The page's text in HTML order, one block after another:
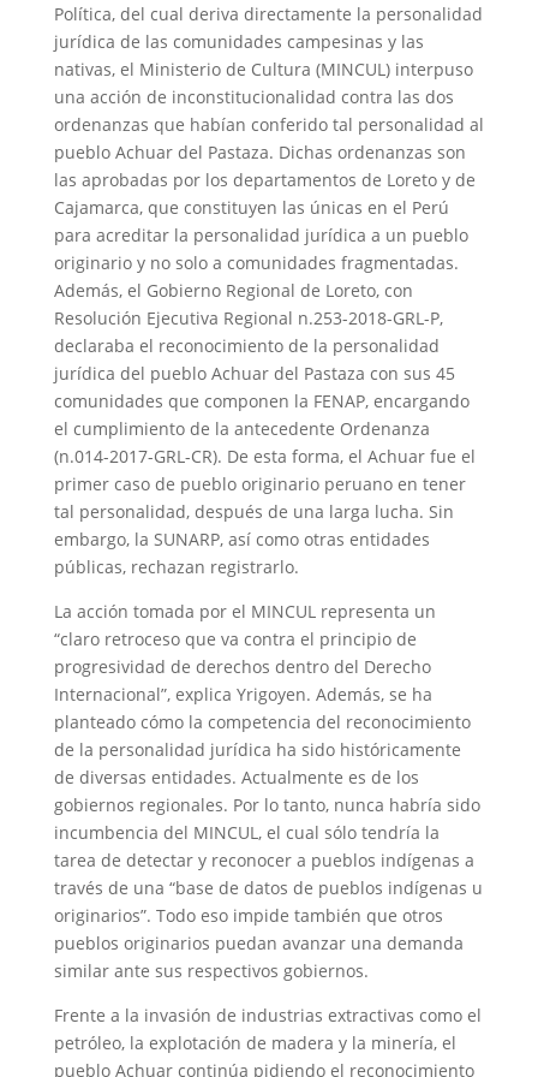
Política, del cual deriva directamente la personalidad
jurídica de las comunidades campesinas y las
nativas, el Ministerio de Cultura (MINCUL) interpuso
una acción de inconstitucionalidad contra las dos
ordenanzas que habían conferido tal personalidad al
pueblo Achuar del Pastaza. Dichas ordenanzas son
las aprobadas por los departamentos de Loreto y de
Cajamarca, que constituyen las únicas en el Perú
para acreditar la personalidad jurídica a un pueblo
originario y no solo a comunidades fragmentadas.
Además, el Gobierno Regional de Loreto, con
Resolución Ejecutiva Regional n.253-2018-GRL-P,
declaraba el reconocimiento de la personalidad
jurídica del pueblo Achuar del Pastaza con sus 45
comunidades que componen la FENAP, encargando
el cumplimiento de la antecedente Ordenanza
(n.014-2017-GRL-CR). De esta forma, el Achuar fue el
primer caso de pueblo originario peruano en tener
tal personalidad, después de una larga lucha. Sin
embargo, la SUNARP, así como otras entidades
públicas, rechazan registrarlo.
La acción tomada por el MINCUL representa un
“claro retroceso que va contra el principio de
progresividad de derechos dentro del Derecho
Internacional”, explica Yrigoyen. Además, se ha
planteado cómo la competencia del reconocimiento
de la personalidad jurídica ha sido históricamente
de diversas entidades. Actualmente es de los
gobiernos regionales. Por lo tanto, nunca habría sido
incumbencia del MINCUL, el cual sólo tendría la
tarea de detectar y reconocer a pueblos indígenas a
través de una “base de datos de pueblos indígenas u
originarios”. Todo eso impide también que otros
pueblos originarios puedan avanzar una demanda
similar ante sus respectivos gobiernos.
Frente a la invasión de industrias extractivas como el
petróleo, la explotación de madera y la minería, el
pueblo Achuar continúa pidiendo el reconocimiento